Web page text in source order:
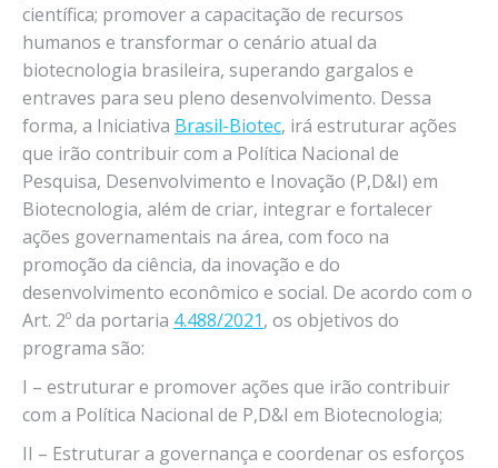
científica; promover a capacitação de recursos
humanos e transformar o cenário atual da
biotecnologia brasileira, superando gargalos e
entraves para seu pleno desenvolvimento. Dessa
forma, a Iniciativa Brasil-Biotec, irá estruturar ações
que irão contribuir com a Política Nacional de
Pesquisa, Desenvolvimento e Inovação (P,D&I) em
Biotecnologia, além de criar, integrar e fortalecer
ações governamentais na área, com foco na
promoção da ciência, da inovação e do
desenvolvimento econômico e social. De acordo com o
Art. 2º da portaria 4.488/2021, os objetivos do
programa são:
I – estruturar e promover ações que irão contribuir
com a Política Nacional de P,D&I em Biotecnologia;
II – Estruturar a governança e coordenar os esforços